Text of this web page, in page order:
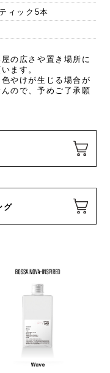
ィック5本
の広さや置き場所に
ます。
やけが生じる場合が
ので、予めご了承願
グ